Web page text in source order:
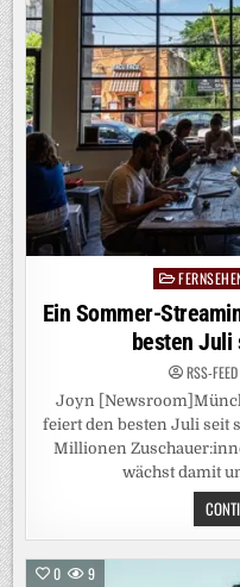
Posted
in
Ein Sommer-
besten Juli
RSS-FEED
Joyn
feiert den besten Juli seit
Millionen
wächst damit
0 9